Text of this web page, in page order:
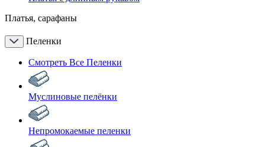
Платья, сарафаны
Пеленки
Смотреть Все Пеленки
Муслиновые пелёнки
Непромокаемые пеленки